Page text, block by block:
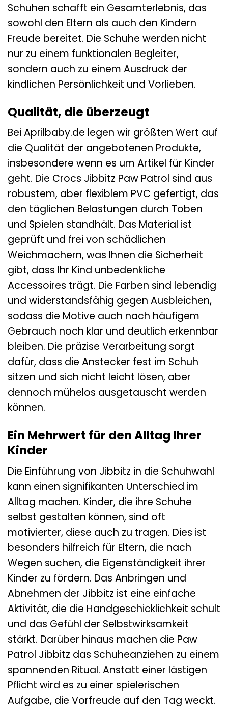
Schuhen schafft ein Gesamterlebnis, das
sowohl den Eltern als auch den Kindern
Freude bereitet. Die Schuhe werden nicht
nur zu einem funktionalen Begleiter,
sondern auch zu einem Ausdruck der
kindlichen Persönlichkeit und Vorlieben.
Qualität, die überzeugt
Bei Aprilbaby.de legen wir größten Wert auf
die Qualität der angebotenen Produkte,
insbesondere wenn es um Artikel für Kinder
geht. Die Crocs Jibbitz Paw Patrol sind aus
robustem, aber flexiblem PVC gefertigt, das
den täglichen Belastungen durch Toben
und Spielen standhält. Das Material ist
geprüft und frei von schädlichen
Weichmachern, was Ihnen die Sicherheit
gibt, dass Ihr Kind unbedenkliche
Accessoires trägt. Die Farben sind lebendig
und widerstandsfähig gegen Ausbleichen,
sodass die Motive auch nach häufigem
Gebrauch noch klar und deutlich erkennbar
bleiben. Die präzise Verarbeitung sorgt
dafür, dass die Anstecker fest im Schuh
sitzen und sich nicht leicht lösen, aber
dennoch mühelos ausgetauscht werden
können.
Ein Mehrwert für den Alltag Ihrer
Kinder
Die Einführung von Jibbitz in die Schuhwahl
kann einen signifikanten Unterschied im
Alltag machen. Kinder, die ihre Schuhe
selbst gestalten können, sind oft
motivierter, diese auch zu tragen. Dies ist
besonders hilfreich für Eltern, die nach
Wegen suchen, die Eigenständigkeit ihrer
Kinder zu fördern. Das Anbringen und
Abnehmen der Jibbitz ist eine einfache
Aktivität, die die Handgeschicklichkeit schult
und das Gefühl der Selbstwirksamkeit
stärkt. Darüber hinaus machen die Paw
Patrol Jibbitz das Schuheanziehen zu einem
spannenden Ritual. Anstatt einer lästigen
Pflicht wird es zu einer spielerischen
Aufgabe, die Vorfreude auf den Tag weckt.